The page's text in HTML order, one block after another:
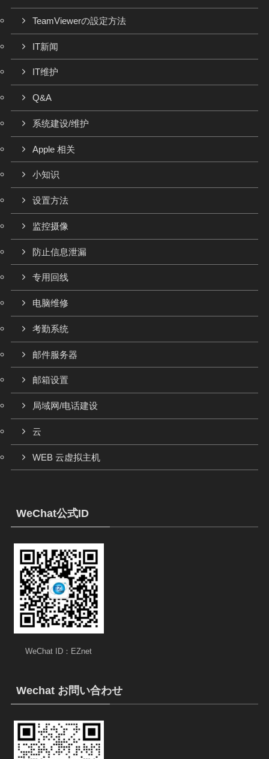
TeamViewerの設定方法
IT新闻
IT维护
Q&A
系统建设/维护
Apple 相关
小知识
设置方法
监控摄像
防止信息泄漏
专用回线
电脑维修
考勤系统
邮件服务器
邮箱设置
局域网/电话建设
云
WEB 云虚拟主机
WeChat公式ID
WeChat ID：EZnet
Wechat お問い合わせ